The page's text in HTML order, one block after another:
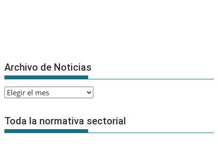
Archivo de Noticias
Archivo
Noticias
Toda la normativa sectorial